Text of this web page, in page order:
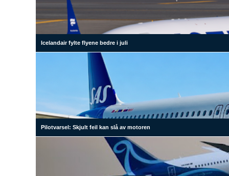
Icelandair fylte flyene bedre i juli
Pilotvarsel: Skjult feil kan slå av motoren